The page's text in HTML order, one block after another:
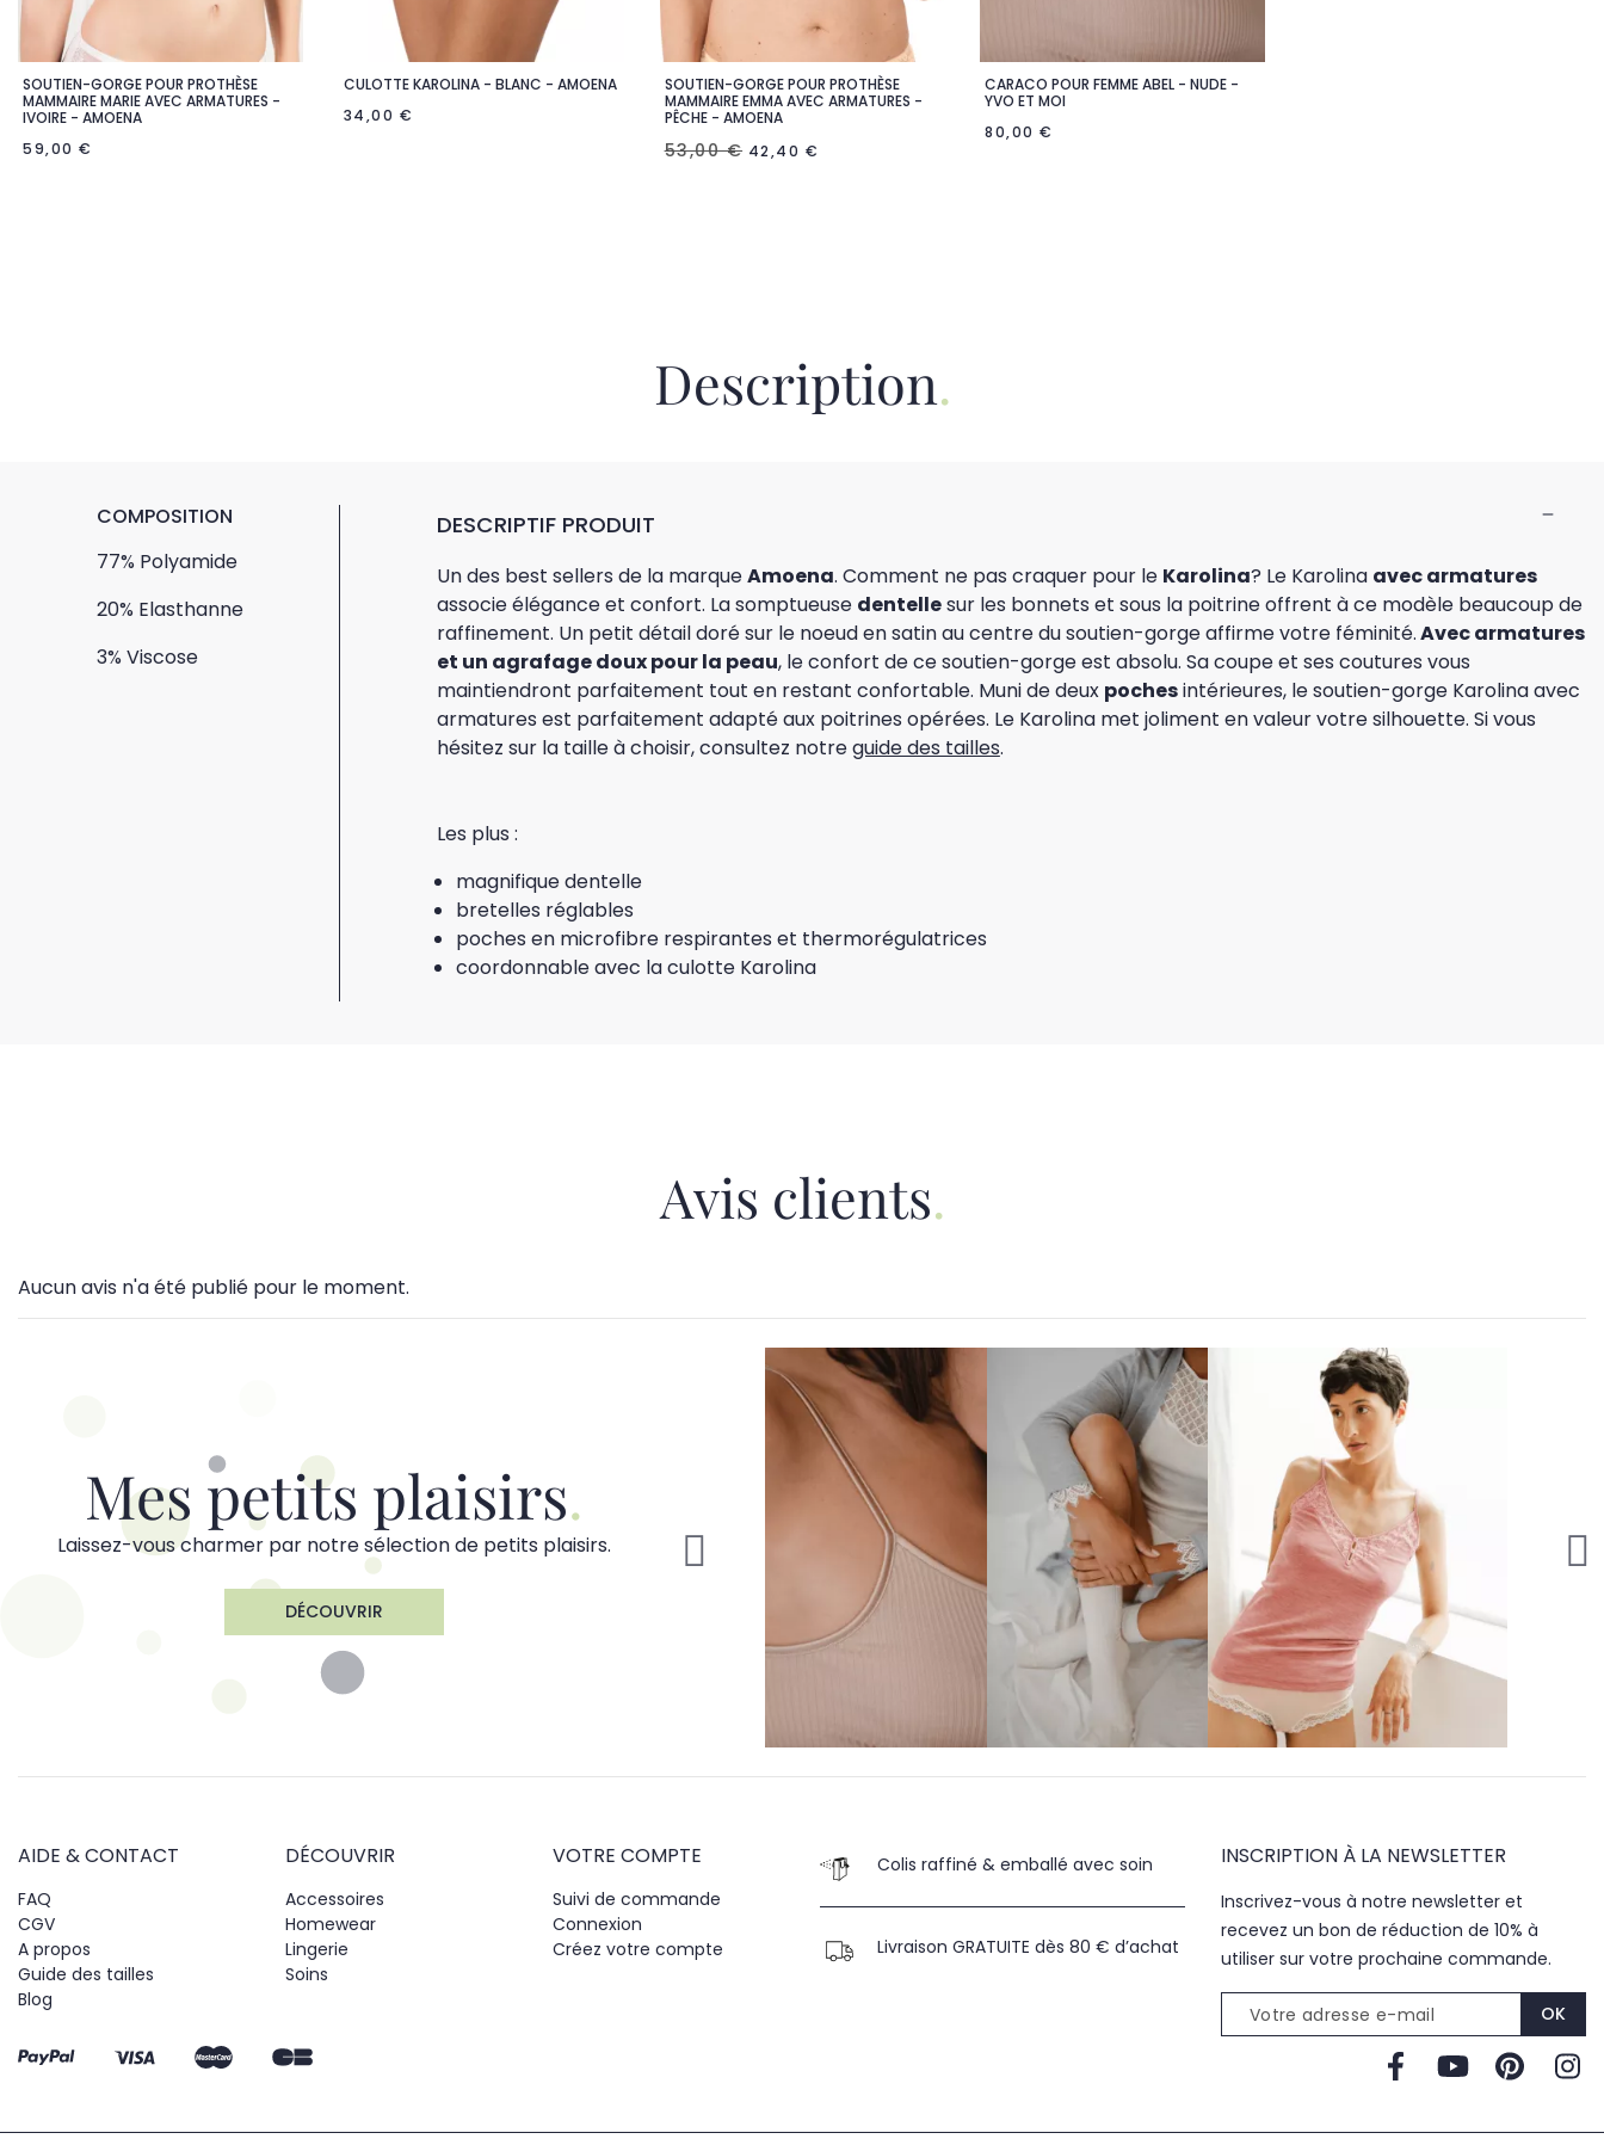
Aperçu rapide
SOUTIEN-GORGE POUR PROTHÈSE
MAMMAIRE MARIE AVEC ARMATURES -
IVOIRE - AMOENA
59,00 €
Aperçu rapide
CULOTTE KAROLINA - BLANC - AMOENA
34,00 €
Aperçu rapide
SOUTIEN-GORGE POUR PROTHÈSE
MAMMAIRE EMMA AVEC ARMATURES -
PÊCHE - AMOENA
53,00 € 42,40 €
Aperçu rapide
CARACO POUR FEMME ABEL - NUDE -
YVO ET MOI
80,00 €
Description
COMPOSITION
77% Polyamide
20% Elasthanne
3% Viscose
DESCRIPTIF PRODUIT remove
Un des best sellers de la marqueAmoena. Comment ne pas craquer pour le Karolina? Le Karolina avec armatures
associe élégance et confort. La somptueuse dentellesur les bonnets et sous la poitrine offrent à ce modèle beaucoup de
raffinement. Un petit détail doré sur le noeud en satin au centre du soutien-gorge affirme votre féminité.Avec armatures
et un agrafage doux pour la peau, le confort de ce soutien-gorge est absolu. Sa coupe et ses coutures vous
maintiendront parfaitement tout en restant confortable. Muni de deux pochesintérieures, le soutien-gorge Karolina avec
armatures est parfaitement adapté aux poitrines opérées. Le Karolina met joliment en valeur votre silhouette. Si vous
hésitez sur la taille à choisir, consultez notreguide des tailles.
Les plus :
magnifique dentelle
bretelles réglables
poches en microfibre respirantes et thermorégulatrices
coordonnable avec la culotte Karolina
Avis clients
Aucun avis n'a été publié pour le moment.
Mes petits plaisirs
Laissez-vous charmer par notre sélection de petits plaisirs.
DÉCOUVRIR
AIDE & CONTACT
FAQ
CGV
A propos
Guide des tailles
Blog
DÉCOUVRIR
Accessoires
Homewear
Lingerie
Soins
VOTRE COMPTE
Suivi de commande
Connexion
Créez votre compte
Colis raffiné & emballé avec soin
Livraison GRATUITE dès 80 € d’achat
INSCRIPTION À LA NEWSLETTER
Inscrivez-vous à notre newsletter et
recevez un bon de réduction de 10% à
utiliser sur votre prochaine commande.
Votre adresse e-mail